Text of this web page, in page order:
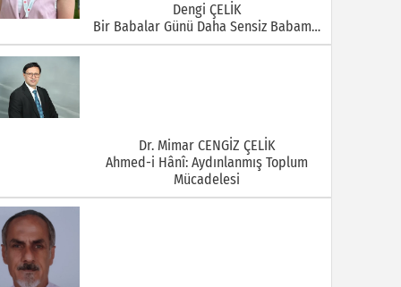
Dengi ÇELİK
Bir Babalar Günü Daha Sensiz Babam…
Dr. Mimar CENGİZ ÇELİK
Ahmed-i Hânî: Aydınlanmış Toplum
Mücadelesi